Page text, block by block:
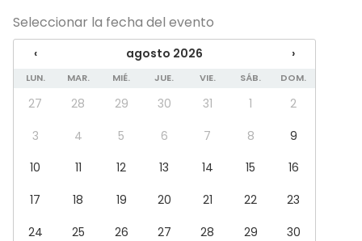
Reunión / Workshop
Conferencia / Formación
Evento corporativo
Fiesta infantil
Fiesta de empresa
Team building / Recreación
Tipo de espacio
Casa rural
Espacio al aire libre
Seleccionar la fecha del evento
‹ agosto 2026 ›
LUN. MAR. MIÉ. JUE. VIE. SÁB. DOM.
27 28 29 30 31 1
2
3
4 5 6 7 8
9
10
11 12 13 14 15
16
17
18 19 20 21 22
23
24
25 26 27 28 29
30